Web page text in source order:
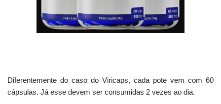
Diferentemente do caso do Viricaps, cada pote vem com 60
cápsulas. Já esse devem ser consumidas 2 vezes ao dia.